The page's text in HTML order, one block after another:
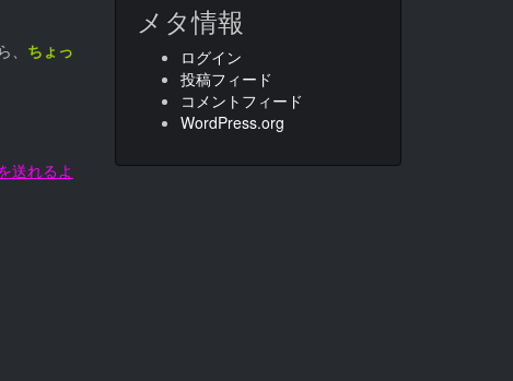
ちょっ
送れるよ
メタ情報
ログイン
投稿フィード
コメントフィード
WordPress.org